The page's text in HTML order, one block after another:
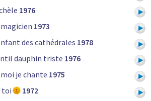
1976
magicien 1973
des cathédrales 1978
dauphin triste 1976
je chante 1975
toi
1972